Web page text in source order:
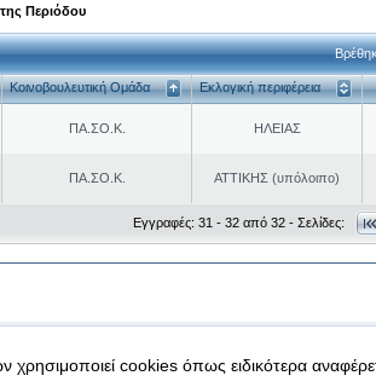
Περιόδου
Κοινοβουλευτική Ομάδα Εκλογική περιφέρεια
ΠΑ.ΣΟ.Κ. ΗΛΕΙΑΣ
ΠΑ.ΣΟ.Κ. ΑΤΤΙΚΗΣ (υπόλοιπο)
Εγγραφές: 31 - 32 από 32 - Σελίδες:
cookies όπως ειδικότερα